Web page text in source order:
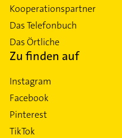
Kooperationspartner
Das Telefonbuch
Das Örtliche
Zu finden auf
Instagram
Facebook
Pinterest
TikTok